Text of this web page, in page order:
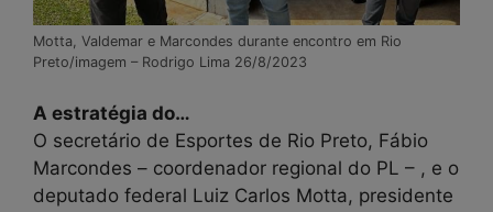
Motta, Valdemar e Marcondes durante encontro em Rio
Preto/imagem – Rodrigo Lima 26/8/2023
A estratégia do…
O secretário de Esportes de Rio Preto, Fábio
Marcondes – coordenador regional do PL – , e o
deputado federal Luiz Carlos Motta, presidente